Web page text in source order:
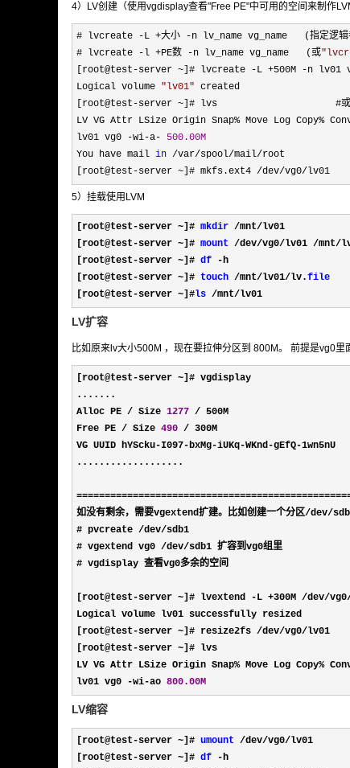
4）LV创建（使用vgdisplay查看"Free PE"中可用的空间来制作
# lvcreate -L +大小 -n lv_name vg_name   (指定逻辑卷
# lvcreate
-l +PE数 -n lv_name vg_name   (或"
[root@test -server ~]# lvcreate -L +500M -n lv01
Logical volume " lv01" created
[root@test -server ~ ]# lvs                     #或
LV VG Attr LSize Origin Snap% Move Log Copy%
lv01 vg0
-wi-a- 500.00M
You have mail in /var/spool/mail/root
[root@test -server ~]# mkfs.ext4 /dev/vg0/lv01
5）挂载使用LVM
[root@test-server ~]# mkdir /mnt/lv01
[root@test -server ~]# mount /dev/vg0/lv01 /mnt/
[root@test -server ~]# df -h
[root@test -server ~]# touch /mnt/lv01/lv.file
[root@test -server ~]#ls /mnt/lv01
LV扩容
比如原来lv大小500M ，现在要拉伸分区到 800M。 前提是vg0
[root@test-server ~]# vgdisplay
.......
Alloc PE / Size 1277 / 500M
Free PE / Size 490 / 300M
VG UUID hYScku-I097-bxMg-iUKq-WKnd-gEfQ-1wn5nU
...................
如没有剩余，需要vgextend扩建。比如创建一个分区/dev/
# pvcreate /dev/sdb1
# vgextend vg0 /dev/sdb1 扩容到vg0组里
# vgdisplay 查看vg0多余的空间
[root@test -server ~]# lvextend -L +300M /dev/
Logical volume lv01 successfully resized
[root@test -server ~]# resize2fs /dev/vg0/lv01
[root@test -server ~]# lvs
LV VG Attr LSize Origin Snap% Move Log Copy%
lv01 vg0
-wi-ao 800.00M
LV缩容
[root@test-server ~]# umount /dev/vg0/lv01
[root@test -server ~]# df -h